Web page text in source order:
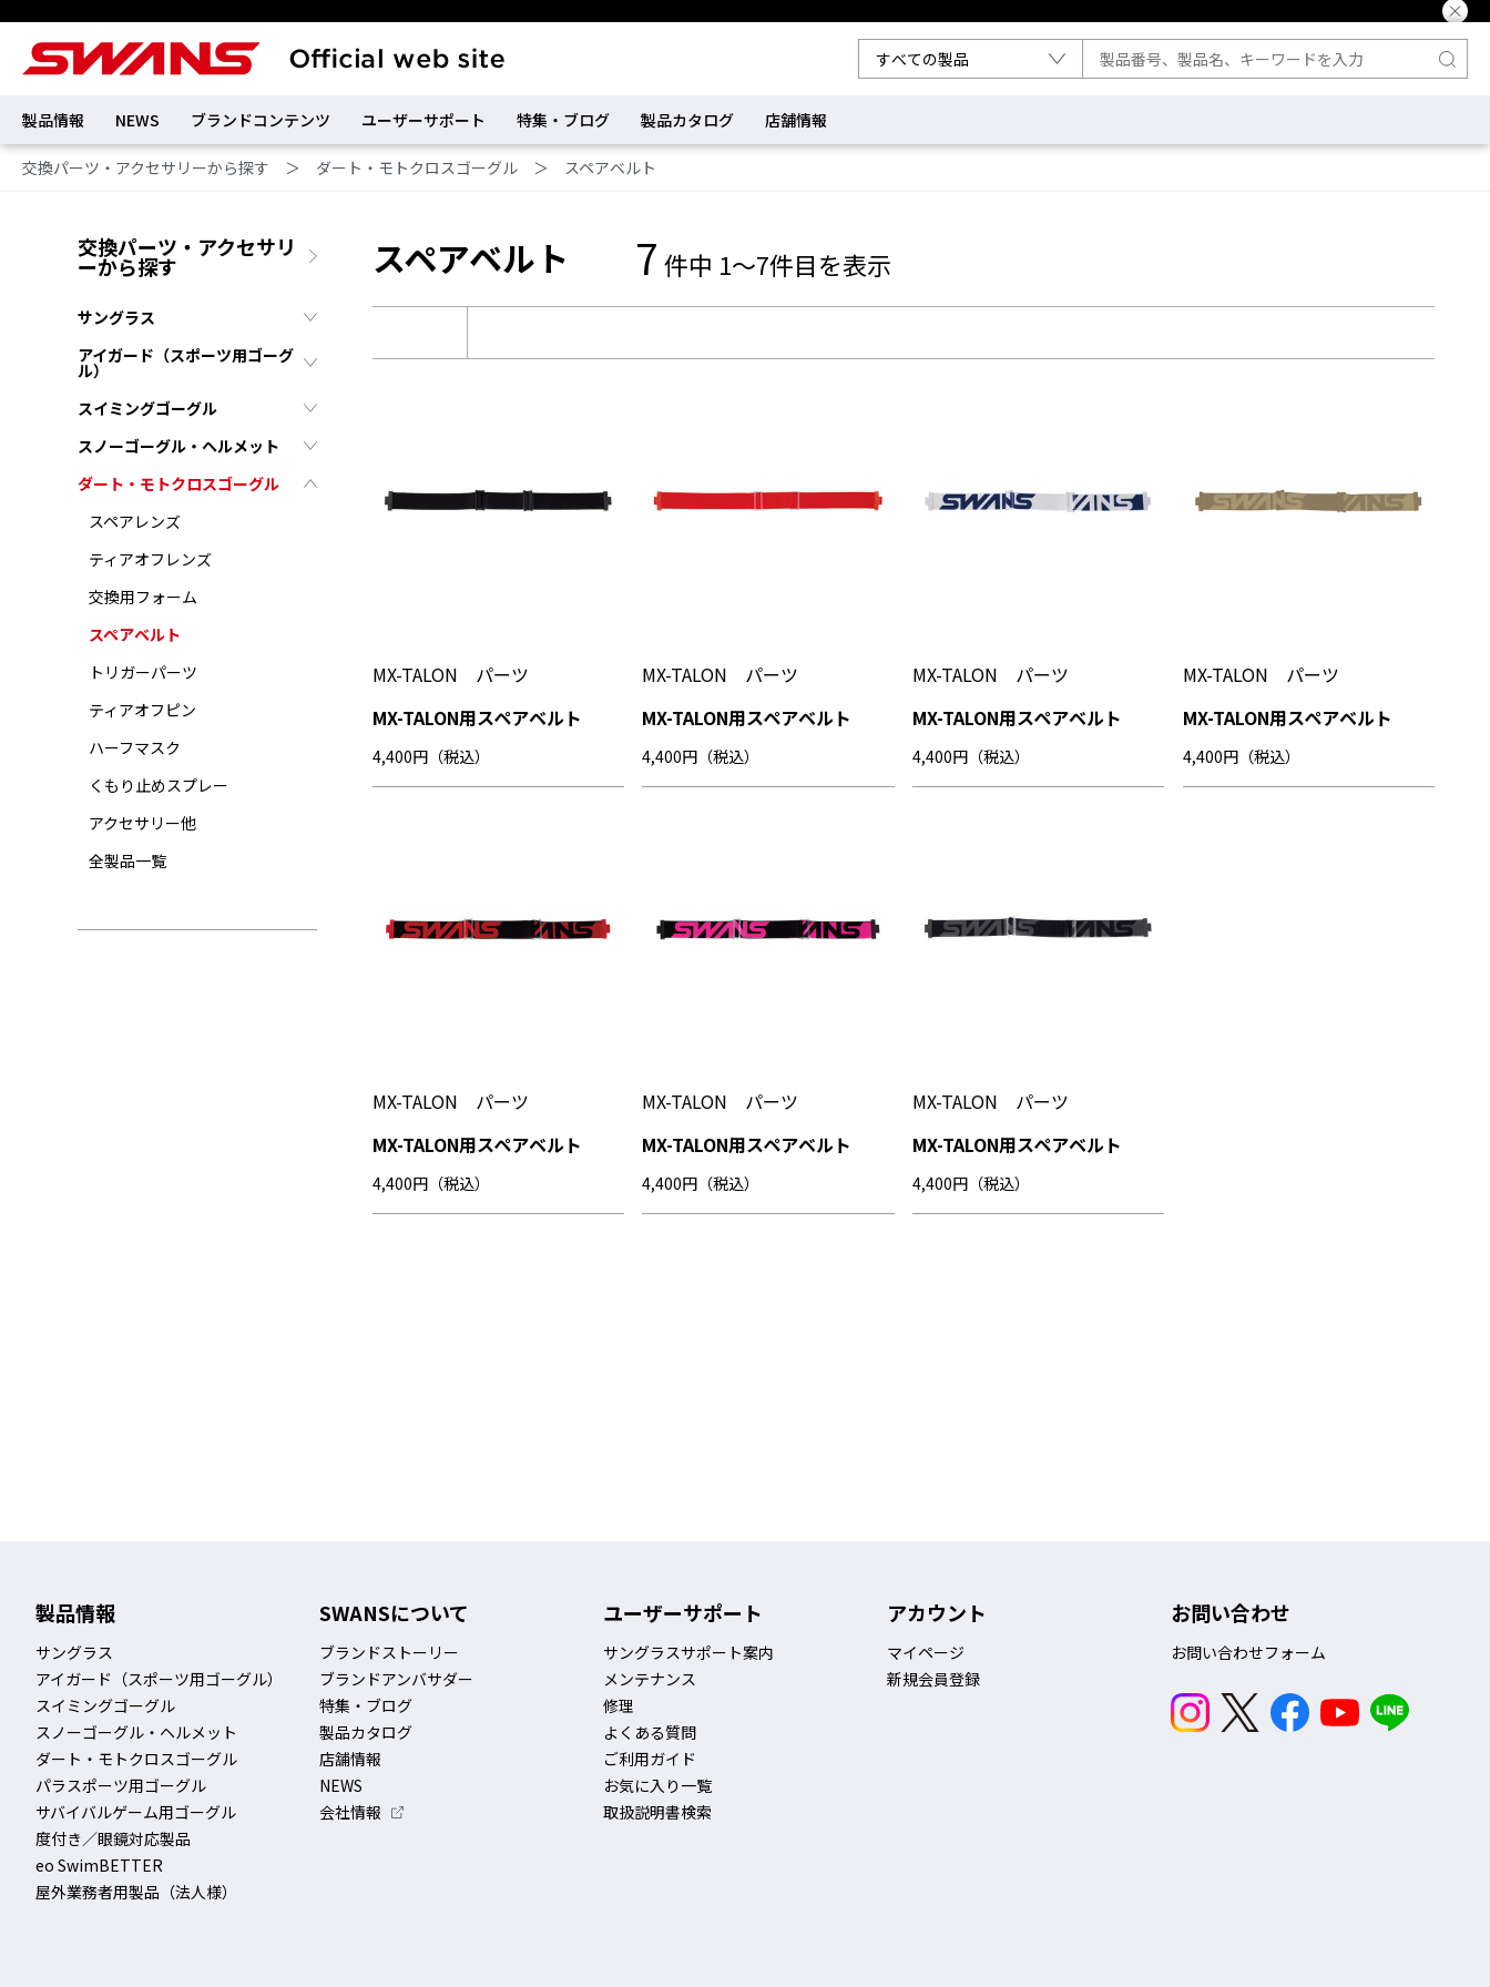
製品情報 NEWS ブランドコンテンツ ユーザーサポート 特集・ブログ 製品カタログ 店舗情報
交換パーツ・アクセサリーから探す ＞ ダート・モトクロスゴーグル ＞ スペアベルト
交換パーツ・アクセサリ
ーから探す
サングラス
アイガード（スポーツ用ゴーグ
ル）
スイミングゴーグル
スノーゴーグル・ヘルメット
ダート・モトクロスゴーグル
スペアレンズ
ティアオフレンズ
交換用フォーム
スペアベルト
トリガーパーツ
ティアオフピン
ハーフマスク
くもり止めスプレー
アクセサリー他
全製品一覧
スペアベルト 7 件中 1～7件目を表示
MX-TALON パーツ
MX-TALON用スペアベルト
4,400円（税込）
MX-TALON パーツ
MX-TALON用スペアベルト
4,400円（税込）
MX-TALON パーツ
MX-TALON用スペアベルト
4,400円（税込）
MX-TALON パーツ
MX-TALON用スペアベルト
4,400円（税込）
MX-TALON パーツ
MX-TALON用スペアベルト
4,400円（税込）
MX-TALON パーツ
MX-TALON用スペアベルト
4,400円（税込）
MX-TALON パーツ
MX-TALON用スペアベルト
4,400円（税込）
製品情報
サングラス
アイガード（スポーツ用ゴーグル）
スイミングゴーグル
スノーゴーグル・ヘルメット
ダート・モトクロスゴーグル
パラスポーツ用ゴーグル
サバイバルゲーム用ゴーグル
度付き／眼鏡対応製品
eo SwimBETTER
屋外業務者用製品（法人様）
SWANSについて
ブランドストーリー
ブランドアンバサダー
特集・ブログ
製品カタログ
店舗情報
NEWS
会社情報
ユーザーサポート
サングラスサポート案内
メンテナンス
修理
よくある質問
ご利用ガイド
お気に入り一覧
取扱説明書検索
アカウント
マイページ
新規会員登録
お問い合わせ
お問い合わせフォーム